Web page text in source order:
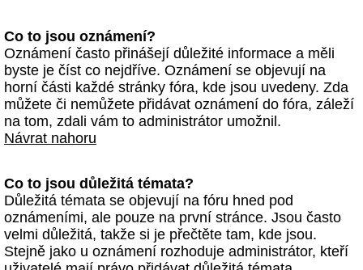
Co to jsou oznámení?
Oznámení často přinášejí důležité informace a měli
byste je číst co nejdříve. Oznámení se objevují na
horní části každé stránky fóra, kde jsou uvedeny. Zda
můžete či nemůžete přidávat oznámení do fóra, záleží
na tom, zdali vám to administrátor umožnil.
Návrat nahoru
Co to jsou důležitá témata?
Důležitá témata se objevují na fóru hned pod
oznámeními, ale pouze na první stránce. Jsou často
velmi důležitá, takže si je přečtěte tam, kde jsou.
Stejně jako u oznámení rozhoduje administrátor, kteří